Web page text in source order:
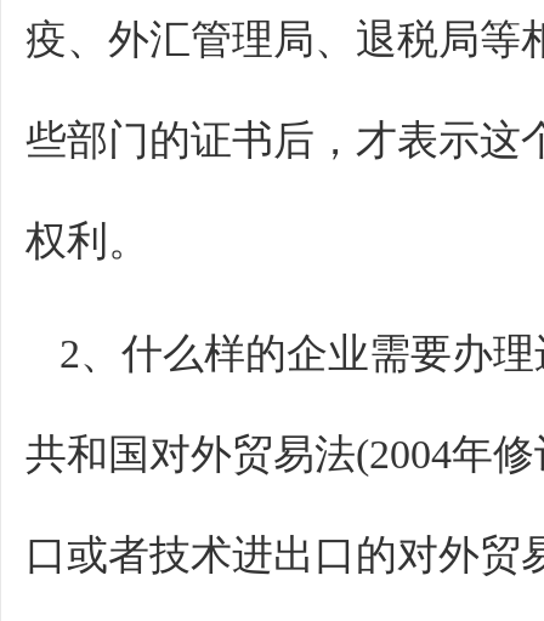
疫、外汇管理局、退税局等
些部门的证书后，才表示这
权利。
2、什么样的企业需要办
共和国对外贸易法(2004年
口或者技术进出口的对外贸